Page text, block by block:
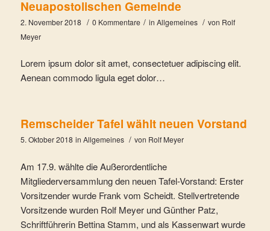
Neuapostolischen Gemeinde
2. November 2018 / 0 Kommentare / in Allgemeines / von Rolf
Meyer
Lorem ipsum dolor sit amet, consectetuer adipiscing elit.
Aenean commodo ligula eget dolor…
Remscheider Tafel wählt neuen Vorstand
5. Oktober 2018 in Allgemeines / von Rolf Meyer
Am 17.9. wählte die Außerordentliche
Mitgliederversammlung den neuen Tafel-Vorstand: Erster
Vorsitzender wurde Frank vom Scheidt. Stellvertretende
Vorsitzende wurden Rolf Meyer und Günther Patz,
Schriftführerin Bettina Stamm, und als Kassenwart wurde